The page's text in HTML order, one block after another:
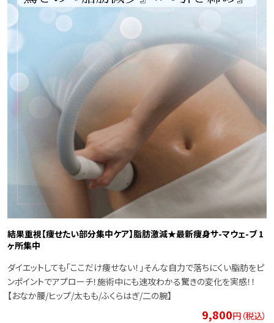
結果重視【痩せたい部分集中ケア】脂肪激減★最新痩身サ-マウェ-ブ 1
ヶ所集中
ダイエットしても「ここだけ痩せない！」そんな自力で落ちにくい脂肪をピ
ンポイントでアプローチ！施術中にも速攻わかる驚きの変化を実感！！
【おなか腰/ヒップ/太もも/ふくらはぎ/二の腕】
9,800円（税込）